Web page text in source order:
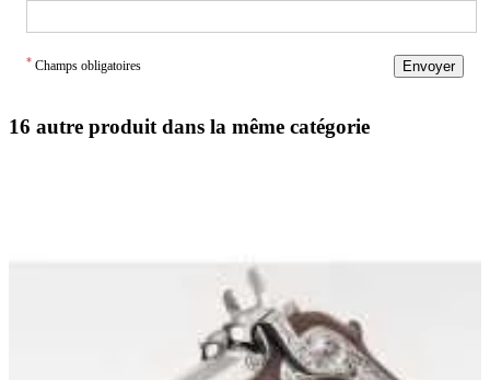
* Champs obligatoires Envoyer
16 autre produit dans la même catégorie